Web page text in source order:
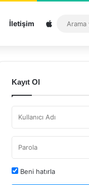
İletişim Sitemap
Kayıt Ol
Beni hatırla